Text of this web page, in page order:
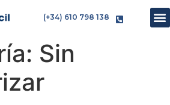
(+34) 610 798 138
Sin